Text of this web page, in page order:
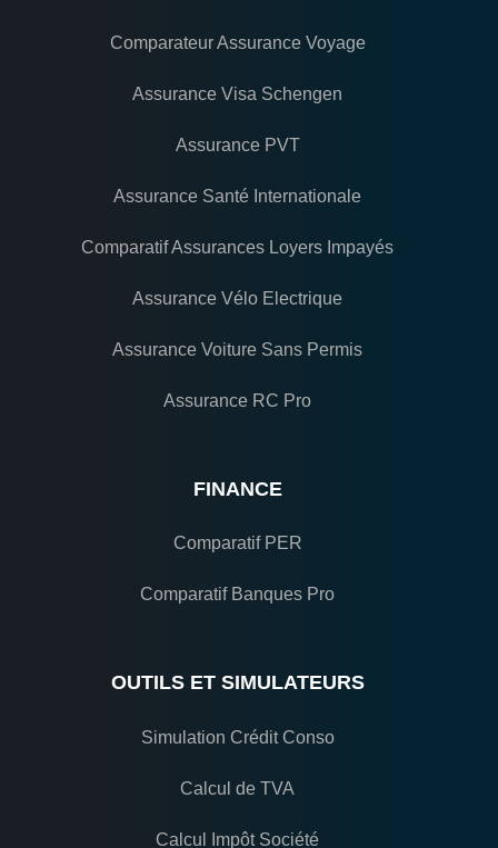
Comparateur Assurance Voyage
Assurance Visa Schengen
Assurance PVT
Assurance Santé Internationale
Comparatif Assurances Loyers Impayés
Assurance Vélo Electrique
Assurance Voiture Sans Permis
Assurance RC Pro
FINANCE
Comparatif PER
Comparatif Banques Pro
OUTILS ET SIMULATEURS
Simulation Crédit Conso
Calcul de TVA
Calcul Impôt Société